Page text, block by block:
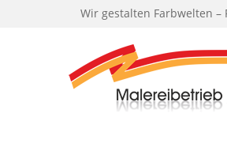
Wir gestalten Farbwelten